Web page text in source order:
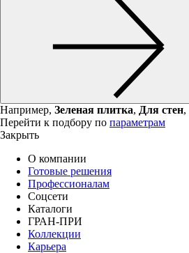
Например, Зеленая плитка, Для стен,
Перейти к подбору по параметрам
Закрыть
О компании
Готовые решения
Профессионалам
Соцсети
Каталоги
ГРАН-ПРИ
Коллекции
Карьера